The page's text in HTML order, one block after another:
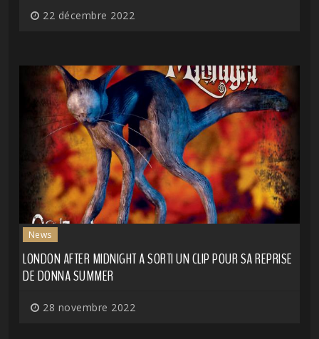
22 décembre 2022
News
LONDON AFTER MIDNIGHT A SORTI UN CLIP POUR SA REPRISE
DE DONNA SUMMER
28 novembre 2022